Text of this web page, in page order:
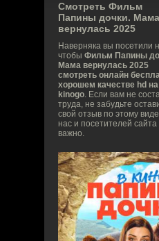
Смотреть Фильм
Папины дочки. Мама
вернулась 2025
Наверняка вы посетили
чтобы Фильм Папины
Мама вернулась 2025
смотреть онлайн
хорошем качестве hd на
kinogo. Если вам не
труда, не забудьте
свой отзыв по этому
нас и посетителей сайта
важно.